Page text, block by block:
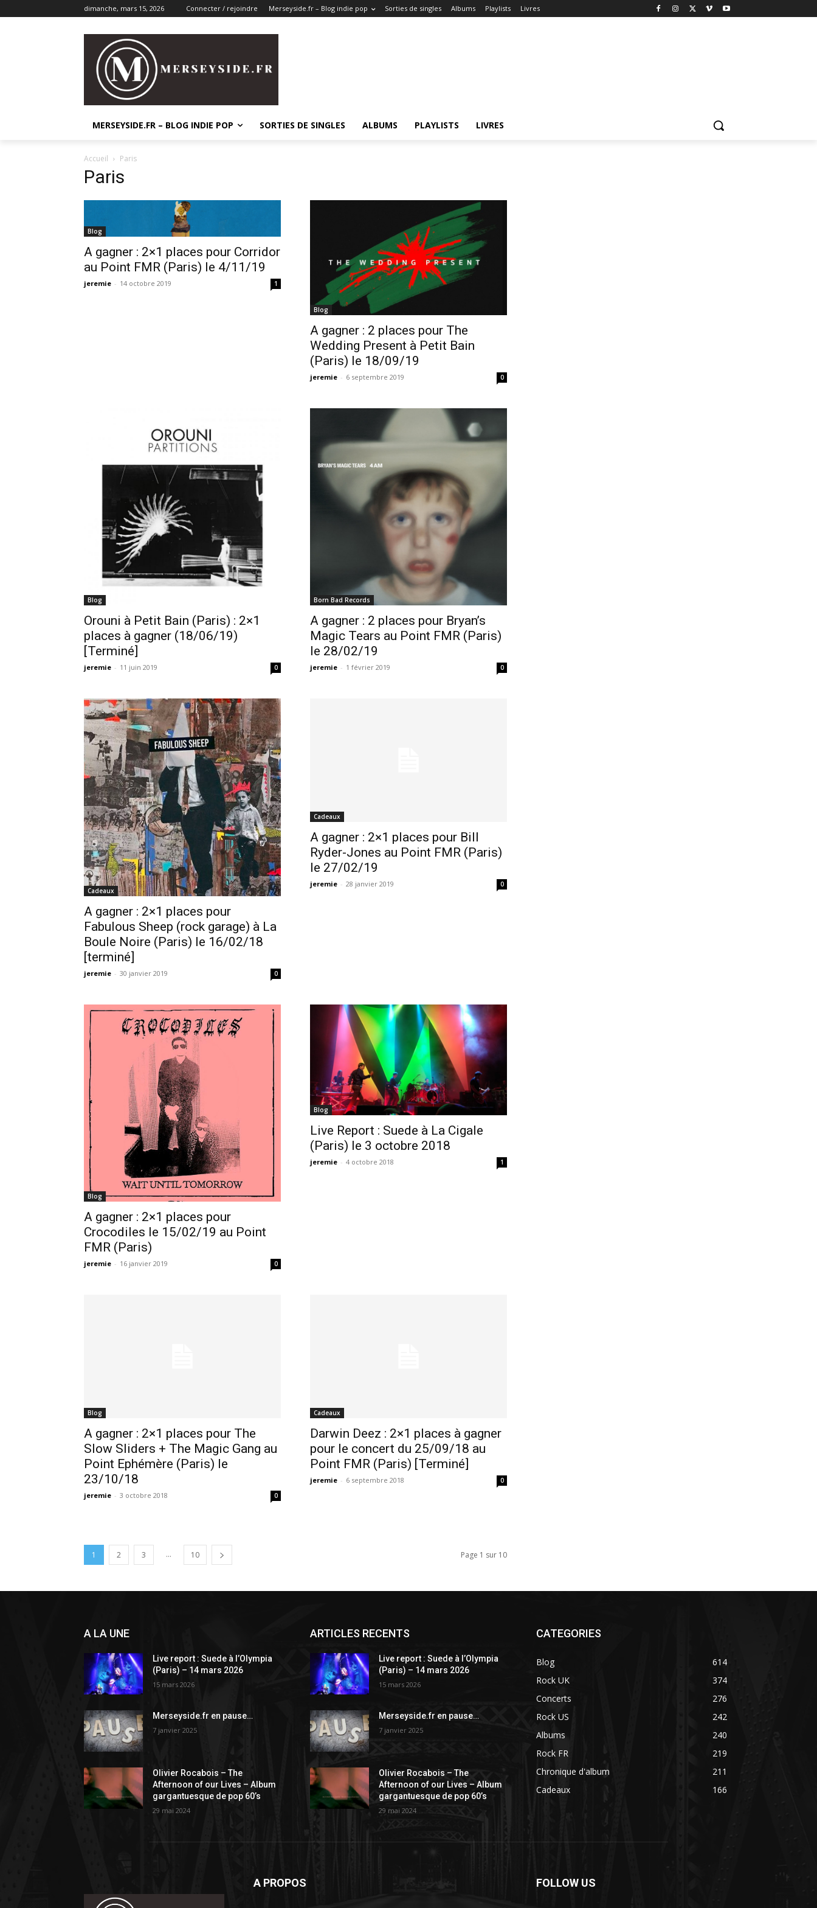
dimanche, mars 15, 2026 Connecter / rejoindre Merseyside.fr – Blog indie pop Sorties de singles Albums Playlists Livres
MERSEYSIDE.FR – BLOG INDIE POP SORTIES DE SINGLES ALBUMS PLAYLISTS LIVRES
Accueil Paris
Paris
Blog
A gagner : 2×1 places pour Corridor
au Point FMR (Paris) le 4/11/19
jeremie - 14 octobre 2019 1
Blog
A gagner : 2 places pour The
Wedding Present à Petit Bain
(Paris) le 18/09/19
jeremie - 6 septembre 2019 0
Blog
Orouni à Petit Bain (Paris) : 2×1
places à gagner (18/06/19)
[Terminé]
jeremie - 11 juin 2019 0
Born Bad Records
A gagner : 2 places pour Bryan’s
Magic Tears au Point FMR (Paris)
le 28/02/19
jeremie - 1 février 2019 0
Cadeaux
A gagner : 2×1 places pour
Fabulous Sheep (rock garage) à La
Boule Noire (Paris) le 16/02/18
[terminé]
jeremie - 30 janvier 2019 0
Cadeaux
A gagner : 2×1 places pour Bill
Ryder-Jones au Point FMR (Paris)
le 27/02/19
jeremie - 28 janvier 2019 0
Blog
A gagner : 2×1 places pour
Crocodiles le 15/02/19 au Point
FMR (Paris)
jeremie - 16 janvier 2019 0
Blog
Live Report : Suede à La Cigale
(Paris) le 3 octobre 2018
jeremie - 4 octobre 2018 1
Blog
A gagner : 2×1 places pour The
Slow Sliders + The Magic Gang au
Point Ephémère (Paris) le
23/10/18
jeremie - 3 octobre 2018 0
Cadeaux
Darwin Deez : 2×1 places à gagner
pour le concert du 25/09/18 au
Point FMR (Paris) [Terminé]
jeremie - 6 septembre 2018 0
1 2 3 ... 10 Page 1 sur 10
A LA UNE
Live report : Suede à l’Olympia
(Paris) – 14 mars 2026
15 mars 2026
Merseyside.fr en pause…
7 janvier 2025
Olivier Rocabois – The
Afternoon of our Lives – Album
gargantuesque de pop 60’s
29 mai 2024
ARTICLES RECENTS
Live report : Suede à l’Olympia
(Paris) – 14 mars 2026
15 mars 2026
Merseyside.fr en pause…
7 janvier 2025
Olivier Rocabois – The
Afternoon of our Lives – Album
gargantuesque de pop 60’s
29 mai 2024
CATEGORIES
Blog
614
Rock UK
374
Concerts
276
Rock US
242
Albums
240
Rock FR
219
Chronique d'album
211
Cadeaux
166
A PROPOS FOLLOW US